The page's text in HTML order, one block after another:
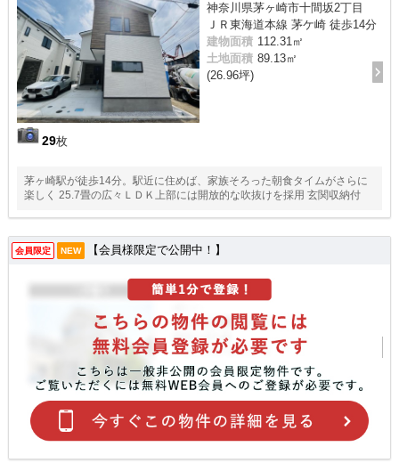
29枚
神奈川県茅ヶ崎市十間坂2丁目
ＪＲ東海道本線 茅ケ崎 徒歩14分
建物面積 112.31㎡
土地面積 89.13㎡
(26.96坪)
茅ヶ崎駅が徒歩14分。駅近に住めば、家族そろった朝食タイムがさらに
楽しく 25.7畳の広々ＬＤＫ上部には開放的な吹抜けを採用 玄関収納付
会員限定 NEW 【会員様限定で公開中！】